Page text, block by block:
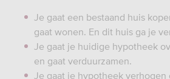
Je gaat een bestaand huis
gaat wonen. En dit huis ga je
Je gaat je huidige hypotheek
en gaat verduurzamen.
Je gaat je hypotheek verhogen